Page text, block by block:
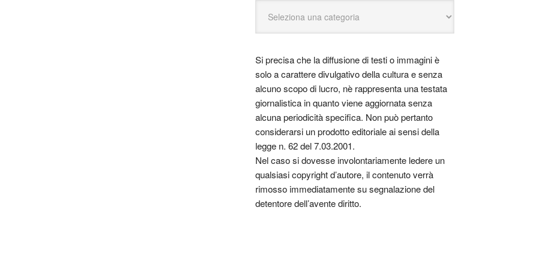
Si precisa che la diffusione di testi o immagini è
solo a carattere divulgativo della cultura e senza
alcuno scopo di lucro, nè rappresenta una testata
giornalistica in quanto viene aggiornata senza
alcuna periodicità specifica. Non può pertanto
considerarsi un prodotto editoriale ai sensi della
legge n. 62 del 7.03.2001.
Nel caso si dovesse involontariamente ledere un
qualsiasi copyright d’autore, il contenuto verrà
rimosso immediatamente su segnalazione del
detentore dell’avente diritto.